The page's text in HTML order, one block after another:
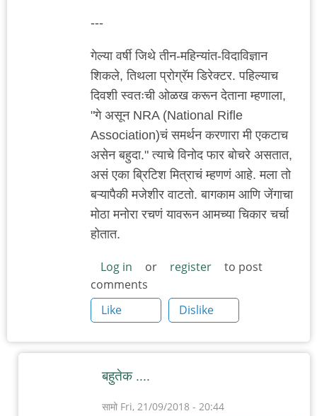
---
गेल्या वर्षी जिथे तीन-महिन्यांत-विदाविज्ञान
शिकले, तिथला प्रोग्रॅम डिरेक्टर. पहिल्याच
दिवशी स्वतःची ओळख करून देताना म्हणाला,
"गे असून NRA (National Rifle
Association)चं समर्थन करणारा मी एकटाच
असेन बहुदा." त्याचे विनोद फार बोचरे असतात,
असं एका ब्रिटिश मित्राचं म्हणणं आहे. मला तो
बऱ्यापैकी मजेशीर वाटतो. बागकाम आणि जेंगाचा
मोठा मनोरा रचणं यावरून आमच्या चिकार चर्चा
होतात.
Log in or register
to post
comments
Like
Dislike
बहुतेक ....
सामो Fri, 21/09/2018 - 20:44